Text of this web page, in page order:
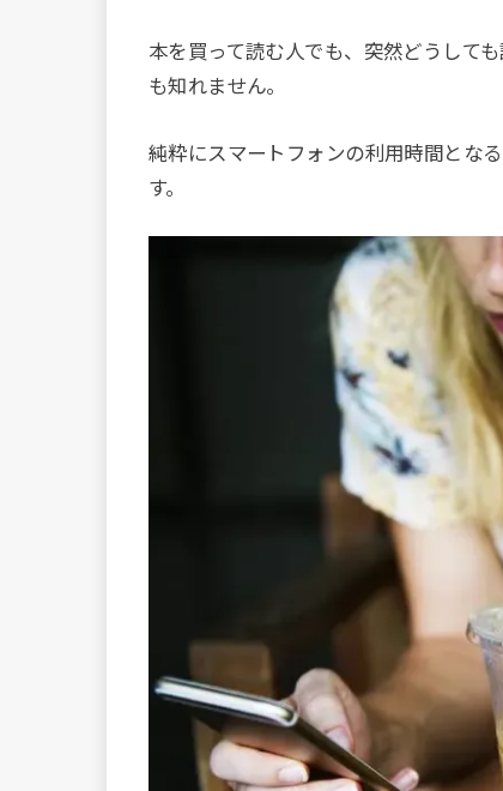
本を買って読む人でも、突然どうして
も知れません。
純粋にスマートフォンの利用時間とな
す。